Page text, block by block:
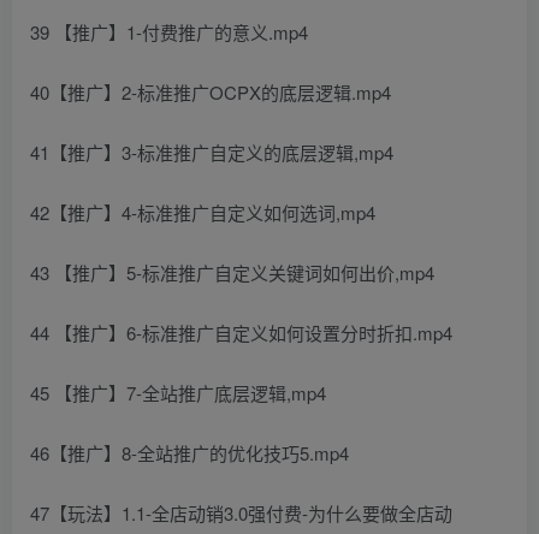
39 【推广】1-付费推广的意义.mp4
40【推广】2-标准推广OCPX的底层逻辑.mp4
41【推广】3-标准推广自定义的底层逻辑,mp4
42【推广】4-标准推广自定义如何选词,mp4
43 【推广】5-标准推广自定义关键词如何出价,mp4
44 【推广】6-标准推广自定义如何设置分时折扣.mp4
45 【推广】7-全站推广底层逻辑,mp4
46【推广】8-全站推广的优化技巧5.mp4
47【玩法】1.1-全店动销3.0强付费-为什么要做全店动